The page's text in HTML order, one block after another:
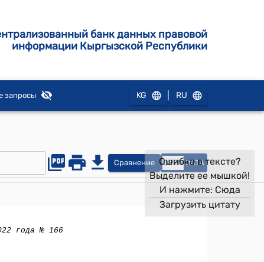
банк данных правовой
информации Кыргызской Республики
запросы KG RU
Сравнение OPEN DATA
Ошибка в тексте?
Выделите ее мышкой!
И нажмите: Сюда
Загрузить цитату